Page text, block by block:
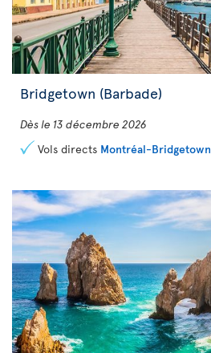
Bridgetown (Barbade)
Dès le 13 décembre 2026
Vols directs Montréal-Bridgetown